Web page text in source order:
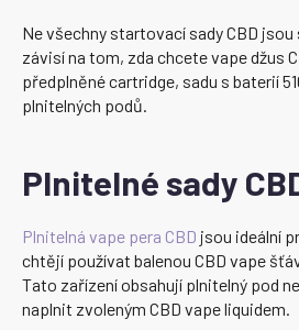
Ne všechny startovací sady CBD
závisí na tom, zda chcete vape džus
předplněné cartridge, sadu s baterií
plnitelných podů.
Plnitelné sady
Plnitelná vape pera CBD jsou ideální
chtějí používat balenou CBD vape
Tato zařízení obsahují plnitelný pod
naplnit zvoleným CBD vape liquidem.